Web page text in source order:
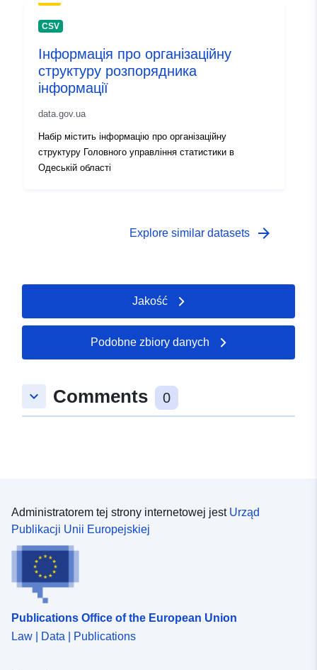
CSV
Інформація про організаційну
структуру розпорядника
інформації
data.gov.ua
Набір містить інформацію про організаційну
структуру Головного управління статистики в
Одеській області
Explore similar datasets arrow_forward
Jakość
Podobne zbiory danych
keyboard_arrow_down Comments 0
Administratorem tej strony internetowej jest Urząd
Publikacji Unii Europejskiej
Publications Office of the European Union
Law | Data | Publications